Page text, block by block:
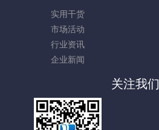
实用干货
市场活动
行业资讯
企业新闻
关注我们